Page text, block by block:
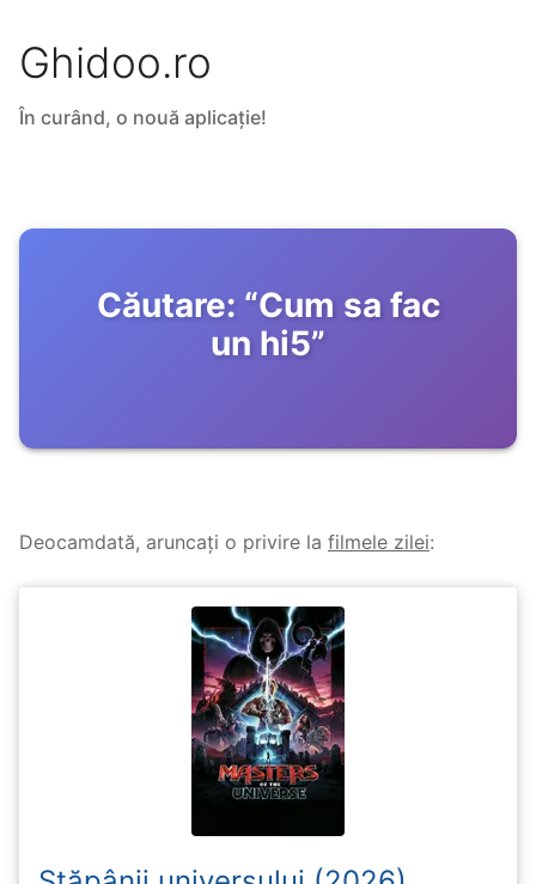
Ghidoo.ro
În curând, o nouă aplicație!
Căutare: “Cum sa fac
un hi5”
Deocamdată, aruncați o privire la filmele zilei: